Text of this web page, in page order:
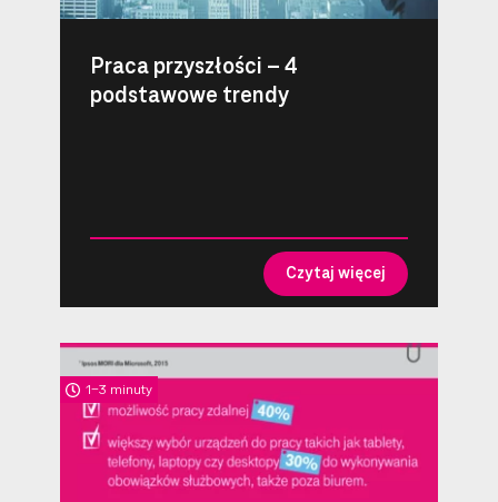
Praca przyszłości – 4
podstawowe trendy
Czytaj więcej
1-3 minuty